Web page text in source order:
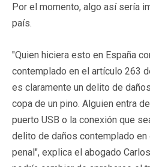
Por el momento, algo así sería
país.
"Quien hiciera esto en España
contemplado en el artículo 263
es claramente un delito de
copa de un pino. Alguien entra
puerto USB o la conexión que
delito de daños contemplado
penal", explica el abogado